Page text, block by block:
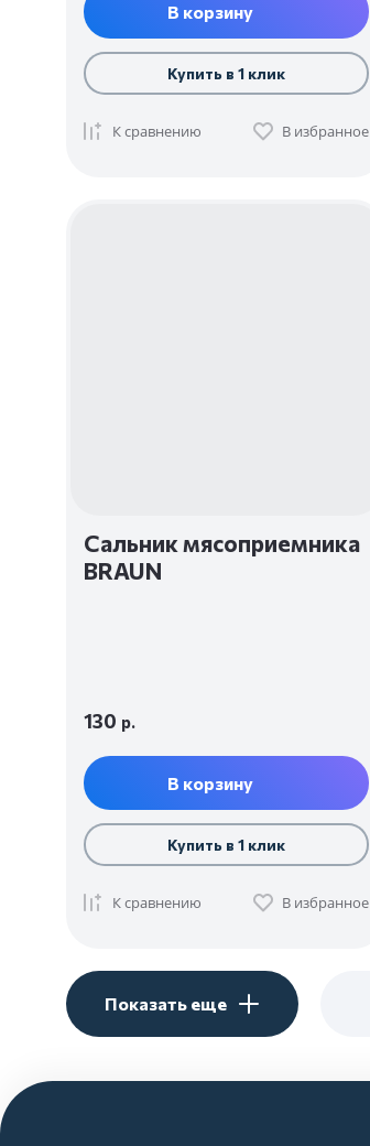
В корзину
Купить в 1 клик
К сравнению В избранное
Сальник мясоприемника
BRAUN
130 р.
В корзину
Купить в 1 клик
К сравнению В избранное
Показать еще